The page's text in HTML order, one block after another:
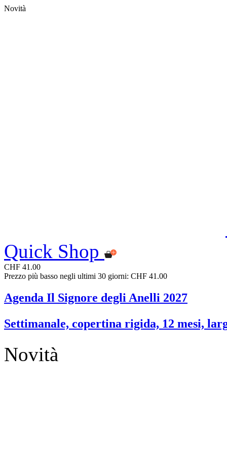
Novità
Quick Shop
CHF 41.00
Prezzo più basso negli ultimi 30 giorni: CHF 41.00
Agenda Il Signore degli Anelli 2027
Settimanale, copertina rigida, 12 mesi,
Novità